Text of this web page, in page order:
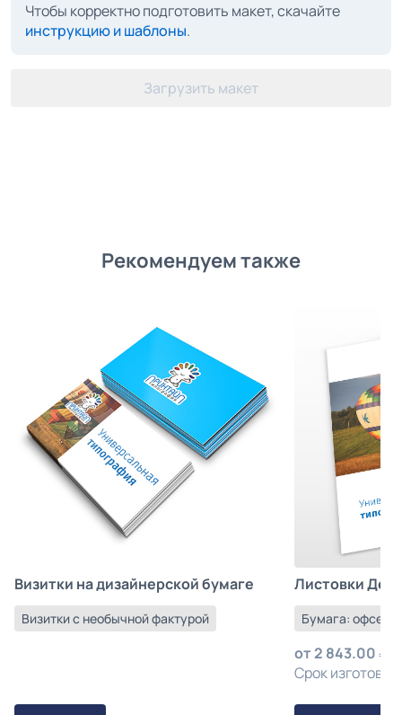
Чтобы корректно подготовить макет, скачайте
инструкцию и шаблоны.
Загрузить макет
Рекомендуем также
Визитки на дизайнерской бумаге
Визитки с необычной фактурой
Листовки
Бумага:
от2 843.00
Срок